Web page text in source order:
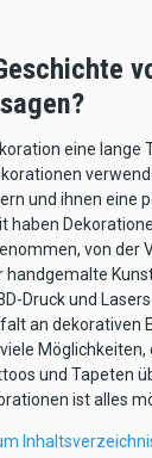
eine lange
und ihnen eine
haben
von der
handgemalte
Druck und
an dekorativen
Möglichkeiten,
und Tapeten
ist alles